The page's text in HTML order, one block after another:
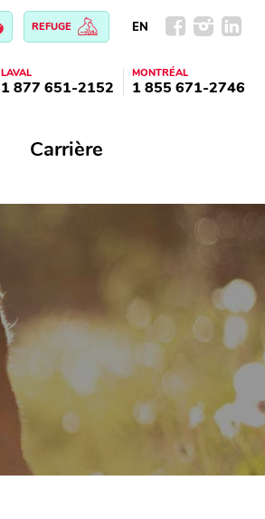
REFUGE EN
LAVAL
1 877 651-2152
MONTRÉAL
1 855 671-2746
Carrière